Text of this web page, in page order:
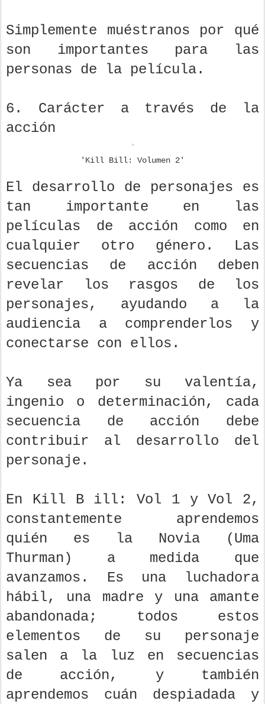
Simplemente muéstranos por qué
son importantes para las
personas de la película.
6. Carácter a través de la
acción
El desarrollo de personajes es
tan importante en las
películas de acción como en
cualquier otro género. Las
secuencias de acción deben
revelar los rasgos de los
personajes, ayudando a la
audiencia a comprenderlos y
conectarse con ellos.
Ya sea por su valentía,
ingenio o determinación, cada
secuencia de acción debe
contribuir al desarrollo del
personaje.
En Kill B ill: Vol 1 y Vol 2,
constantemente aprendemos
quién es la Novia (Uma
Thurman) a medida que
avanzamos. Es una luchadora
hábil, una madre y una amante
abandonada; todos estos
elementos de su personaje
salen a la luz en secuencias
de acción, y también